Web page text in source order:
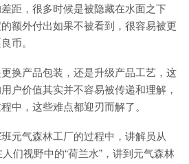
距，很多时候是被隐藏在水面之下
额外付出如果不被看到，很容易被更
币。
换产品包装，还是升级产品工艺，这
户价值其实并不容易被传递和理解，
中，这些难点都迎刃而解了。
元气森林工厂的过程中，讲解员从
们视野中的“荷兰水”，讲到元气森林